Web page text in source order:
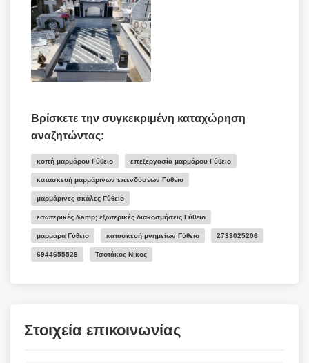
Βρίσκετε την συγκεκριμένη καταχώρηση
αναζητώντας:
κοπή μαρμάρου Γύθειο επεξεργασία μαρμάρου Γύθειο
κατασκευή μαρμάρινων επενδύσεων Γύθειο
μαρμάρινες σκάλες Γύθειο
εσωτερικές &amp; εξωτερικές διακοσμήσεις Γύθειο
μάρμαρα Γύθειο κατασκευή μνημείων Γύθειο 2733025206
6944655528 Τσοτάκος Νίκος
Στοιχεία επικοινωνίας